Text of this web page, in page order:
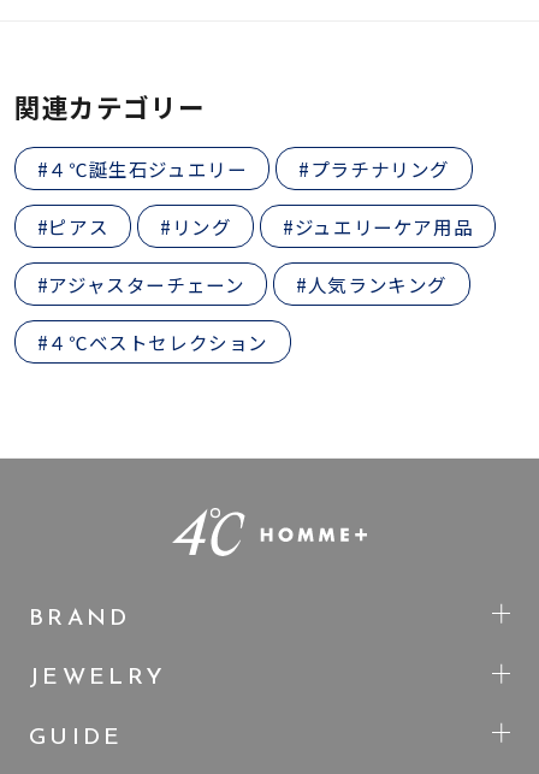
関連カテゴリー
#４℃誕生石ジュエリー #プラチナリング
#ピアス #リング #ジュエリーケア用品
#アジャスターチェーン #人気ランキング
#４℃ベストセレクション
BRAND
JEWELRY
GUIDE